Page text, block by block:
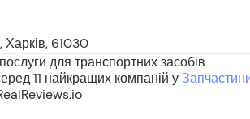
Харків, 61030
для транспортних засобів
11 найкращих компаній у